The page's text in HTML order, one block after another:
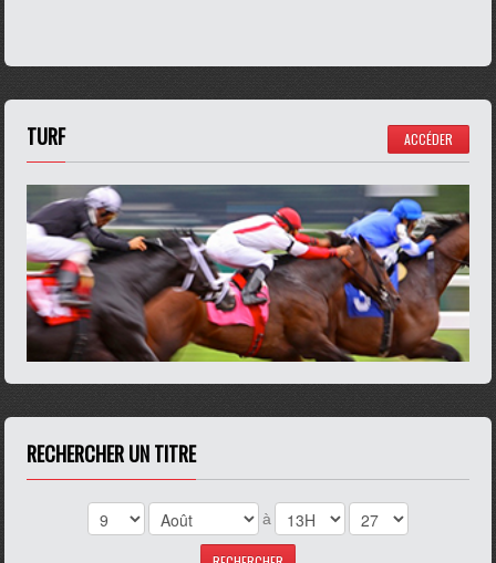
TURF ACCÉDER
RECHERCHER UN TITRE
à